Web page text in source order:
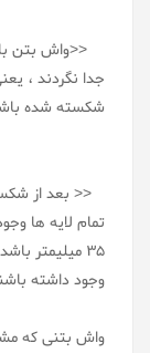
<<واش بتن
جدا نگردند ،
شکسته شده
<< بعد از
تمام لایه ها
35 میلیمتر باشد باید در تمام 35 میلیمتر آن
وجود داشته
واش بتنی که